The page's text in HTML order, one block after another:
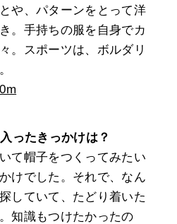
や、パターンをとって洋
。手持ちの服を自身でカ
。スポーツは、ボルダリ
ったきっかけは？
て帽子をつくってみたい
けでした。それで、なん
していて、たどり着いた
知識もつけたかったの